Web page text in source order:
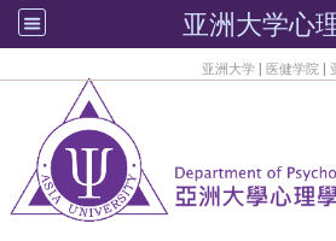
亚洲大学心
亚洲大学 | 医健学院 |